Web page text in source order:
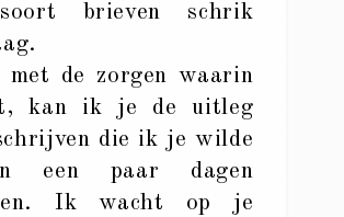
brieven schrik
met de zorgen waarin
kan ik je de uitleg
die ik je wilde
een paar dagen
Ik wacht op je